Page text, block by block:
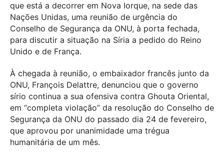
que está a decorrer em Nova Iorque, na sede das
Nações Unidas, uma reunião de urgência do
Conselho de Segurança da ONU, à porta fechada,
para discutir a situação na Síria a pedido do Reino
Unido e de França.
À chegada à reunião, o embaixador francês junto da
ONU, François Delattre, denunciou que o governo
sírio continua a sua ofensiva contra Ghouta Oriental,
em “completa violação” da resolução do Conselho de
Segurança da ONU do passado dia 24 de fevereiro,
que aprovou por unanimidade uma trégua
humanitária de um mês.